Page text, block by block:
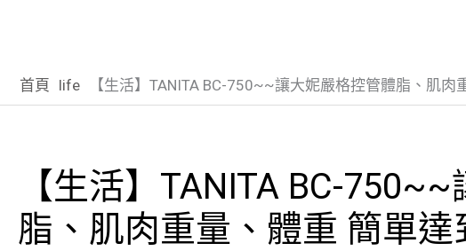
首頁 life 【生活】TANITA BC-750~~讓大妮嚴格控管體脂、肌
【生活】TANITA BC-
脂、肌肉重量、體重 簡單